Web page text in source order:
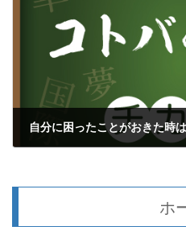
自分に困ったことがおきた時は
ホ